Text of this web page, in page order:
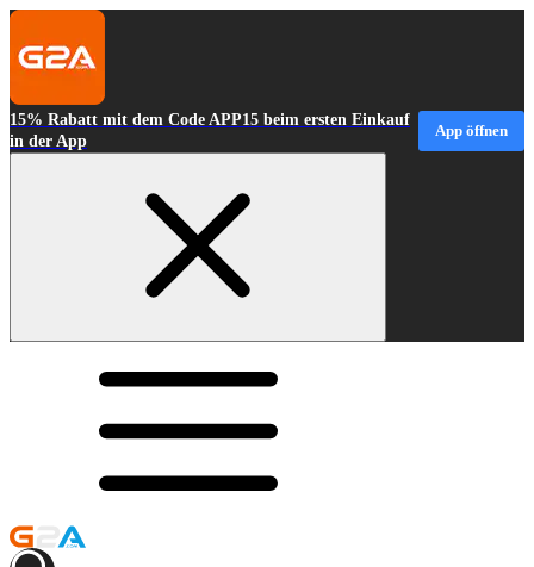
15% Rabatt mit dem Code APP15 beim ersten Einkauf
in der App
App öffnen